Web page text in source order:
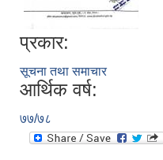
प्रकार:
सूचना तथा समाचार
आर्थिक वर्ष:
७७/७८